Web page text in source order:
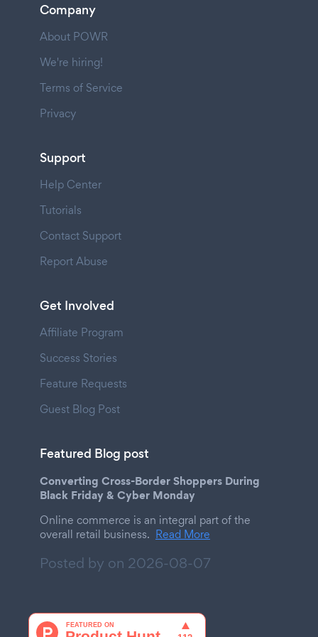
Company
About POWR
We're hiring!
Terms of Service
Privacy
Support
Help Center
Tutorials
Contact Support
Report Abuse
Get Involved
Affiliate Program
Success Stories
Feature Requests
Guest Blog Post
Featured Blog post
Converting Cross-Border Shoppers During
Black Friday & Cyber Monday
Online commerce is an integral part of the
overall retail business. Read More
Posted by on 2026-08-07